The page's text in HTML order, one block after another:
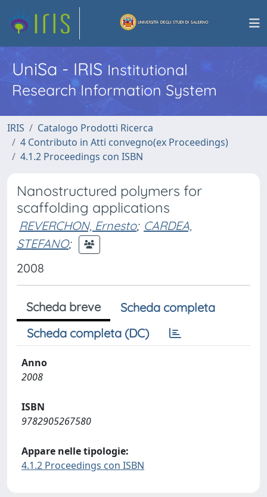
UniSa - IRISInstitutional
Research Information System
IRIS
Catalogo Prodotti Ricerca
4 Contributo in Atti convegno(ex Proceedings)
4.1.2 Proceedings con ISBN
Nanostructured polymers for
scaffolding applications
REVERCHON, Ernesto; CARDEA,
STEFANO;
2008
Scheda breve
Scheda completa
Scheda completa (DC)
Anno
2008
ISBN
9782905267580
Appare nelle tipologie:
4.1.2 Proceedings con ISBN